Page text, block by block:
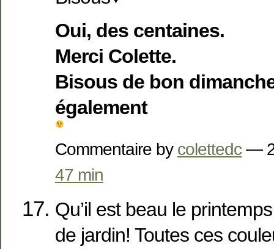
Oui, des centaines.
Merci Colette.
Bisous de bon
également
Commentaire by colettedc—
47 min
Qu’il est beau le
de jardin! Toutes ces